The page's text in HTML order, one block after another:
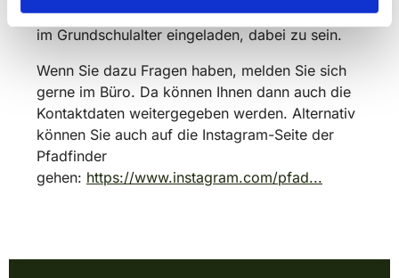
bilden soll, aber auch schon vorher sind Kinder
im Grundschulalter eingeladen, dabei zu sein.
Wenn Sie dazu Fragen haben, melden Sie sich
gerne im Büro. Da können Ihnen dann auch die
Kontaktdaten weitergegeben werden. Alternativ
können Sie auch auf die Instagram-Seite der
Pfadfinder
gehen: https://www.instagram.com/pfad...